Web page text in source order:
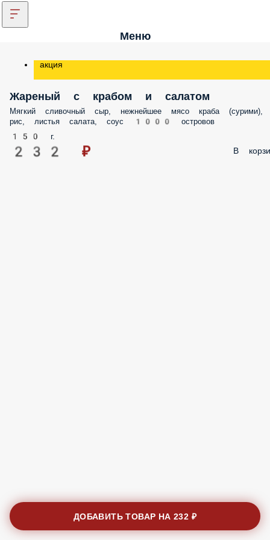
Меню
акция
Жареный с крабом и салатом
Мягкий сливочный сыр, нежнейшее мясо краба (сурими),
рис, листья салата, соус 1000 островов
150 г.
232 ₽ В
ДОБАВИТЬ ТОВАР НА232 ₽